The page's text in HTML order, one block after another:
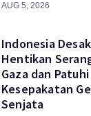
AUG 5, 2026
Indonesia
Hentikan
Gaza dan Patuhi
Kesepakatan
Senjata